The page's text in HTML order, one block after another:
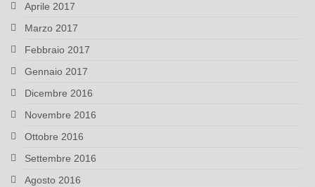
Aprile 2017
Marzo 2017
Febbraio 2017
Gennaio 2017
Dicembre 2016
Novembre 2016
Ottobre 2016
Settembre 2016
Agosto 2016